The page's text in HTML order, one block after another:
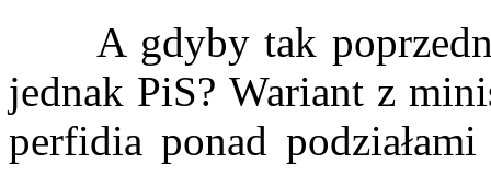
A gdyby tak
jednak PiS? Wariant z
perfidia ponad